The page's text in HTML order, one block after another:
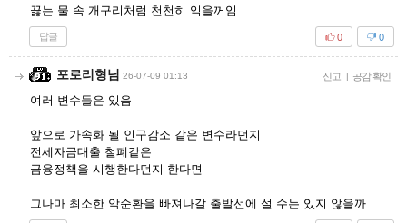
끓는 물 속 개구리처럼 천천히 익을꺼임
답글 0
0
포로리형님 26-07-09 01:13 신고 | 공감 확인
여러 변수들은 있음
앞으로 가속화 될 인구감소 같은 변수라던지
전세자금대출 철폐같은
금융정책을 시행한다던지 한다면
그나마 최소한 악순환을 빠져나갈 출발선에 설 수는 있지 않을까